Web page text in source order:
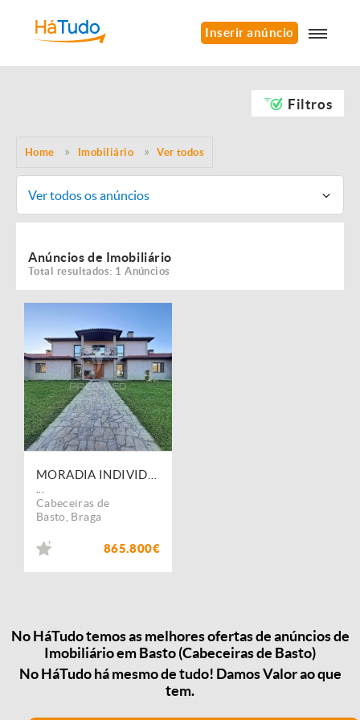
Inserir anúncio
Filtros
Home Imobiliário Ver todos
Ver todos os anúncios
Anúncios de Imobiliário
Total resultados: 1 Anúncios
Cabeceiras de
Basto Braga
865.800€
No HáTudo temos as melhores ofertas de anúncios de
Imobiliário em Basto (Cabeceiras de Basto)
No HáTudo há mesmo de tudo! Damos Valor ao que
tem.